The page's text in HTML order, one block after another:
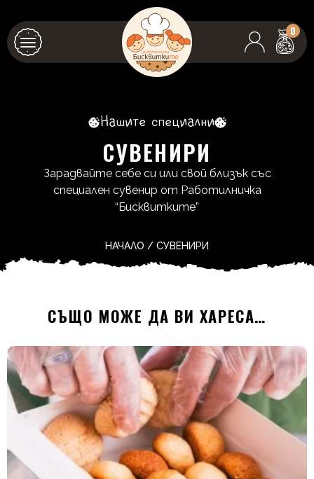
0
Нашите специални
СУВЕНИРИ
Зарадвайте себе си или свой близък със
специален сувенир от Работилничка
“Бисквитките”
НАЧАЛО / СУВЕНИРИ
СЪЩО МОЖЕ ДА ВИ ХАРЕСА…